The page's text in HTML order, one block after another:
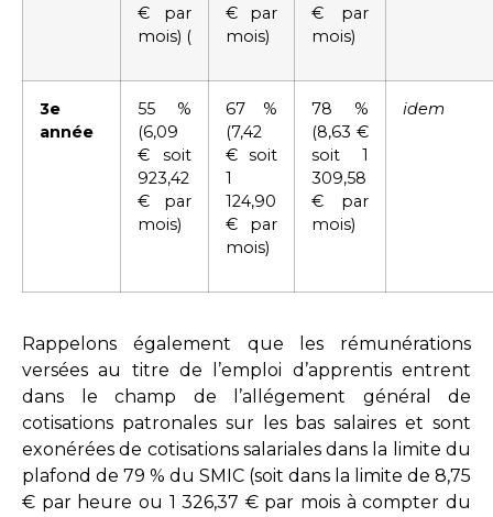
€ par
mois) (
€ par
mois)
€ par
mois)
3e
année
55 %
(6,09
€ soit
923,42
€ par
mois)
67 %
(7,42
€ soit
1
124,90
€ par
mois)
78 %
(8,63 €
soit 1
309,58
€ par
mois)
idem
Rappelons également que les rémunérations
versées au titre de l’emploi d’apprentis entrent
dans le champ de l’allégement général de
cotisations patronales sur les bas salaires et sont
exonérées de cotisations salariales dans la limite du
plafond de 79 % du SMIC (soit dans la limite de 8,75
€ par heure ou 1 326,37 € par mois à compter du